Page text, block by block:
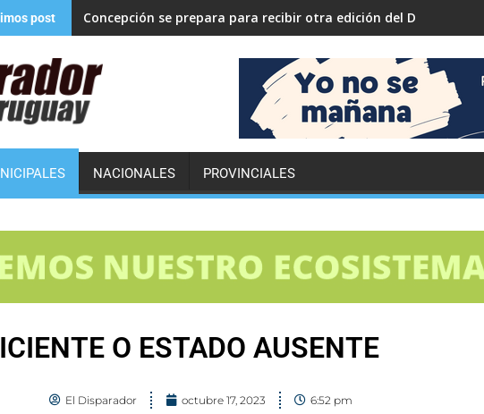
post Concepción se prepara para recibir otra edición del Desafío ECO
NACIONALES PROVINCIALES
O ESTADO AUSENTE
El Disparador octubre 17, 2023 6:52 pm